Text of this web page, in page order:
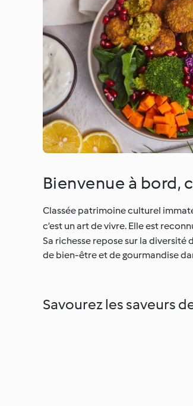
Bienvenue à bord,
Classée patrimoine culturel
c’est un art de vivre. Elle est
Sa richesse repose sur la
de bien-être et de gourmandise
Savourez les saveurs